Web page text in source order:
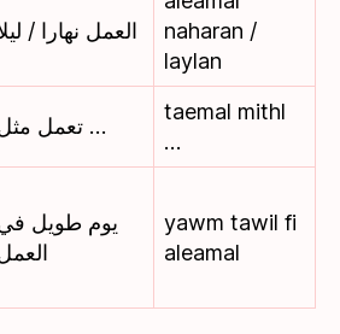
العمل نهارا /
naharan /
laylan
تعمل مثل …
taemal mithl
…
يوم طويل
yawm tawil fi
aleamal